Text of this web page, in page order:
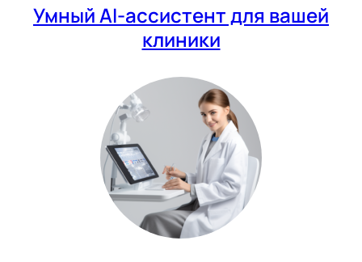
Умный AI-ассистент для вашей
клиники